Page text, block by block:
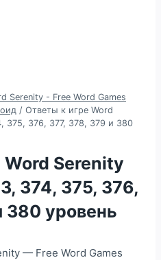
Serenity - Free Word Games
/ Ответы к игре Word
375, 376, 377, 378, 379 и 380
Serenity
374, 375, 376,
380 уровень
— Free Word Games